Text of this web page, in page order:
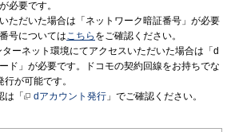
必要です。
ただいた場合は「ネットワーク暗証番号」が必要
号についてはこちら をご確認ください。
ーネット環境にてアクセスいただいた場合は「d
ド」が必要です。ドコモの契約回線をお持ちでな
が可能です。
は「
dアカウント発行 」でご確認ください。